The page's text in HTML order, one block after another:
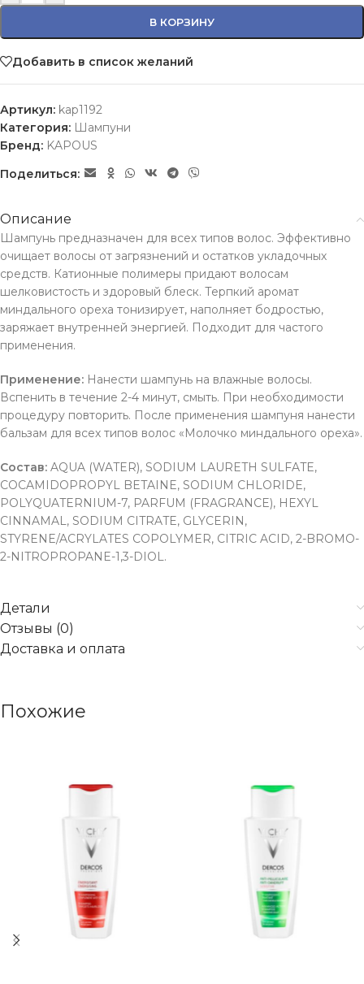
В КОРЗИНУ
Добавить в список желаний
Артикул: kap1192
Категория: Шампуни
Бренд: KAPOUS
Поделиться:
Описание
Шампунь предназначен для всех типов волос. Эффективно
очищает волосы от загрязнений и остатков укладочных
средств. Катионные полимеры придают волосам
шелковистость и здоровый блеск. Терпкий аромат
миндального ореха тонизирует, наполняет бодростью,
заряжает внутренней энергией. Подходит для частого
применения.
Применение: Нанести шампунь на влажные волосы.
Вспенить в течение 2-4 минут, смыть. При необходимости
процедуру повторить. После применения шампуня нанести
бальзам для всех типов волос «Молочко миндального ореха».
Состав: AQUA (WATER), SODIUM LAURETH SULFATE,
COCAMIDOPROPYL BETAINE, SODIUM CHLORIDE,
POLYQUATERNIUM-7, PARFUM (FRAGRANCE), HEXYL
CINNAMAL, SODIUM CITRATE, GLYCERIN,
STYRENE/ACRYLATES COPOLYMER, CITRIC ACID, 2-BROMO-
2-NITROPROPANE-1,3-DIOL.
Детали
Отзывы (0)
Доставка и оплата
Похожие